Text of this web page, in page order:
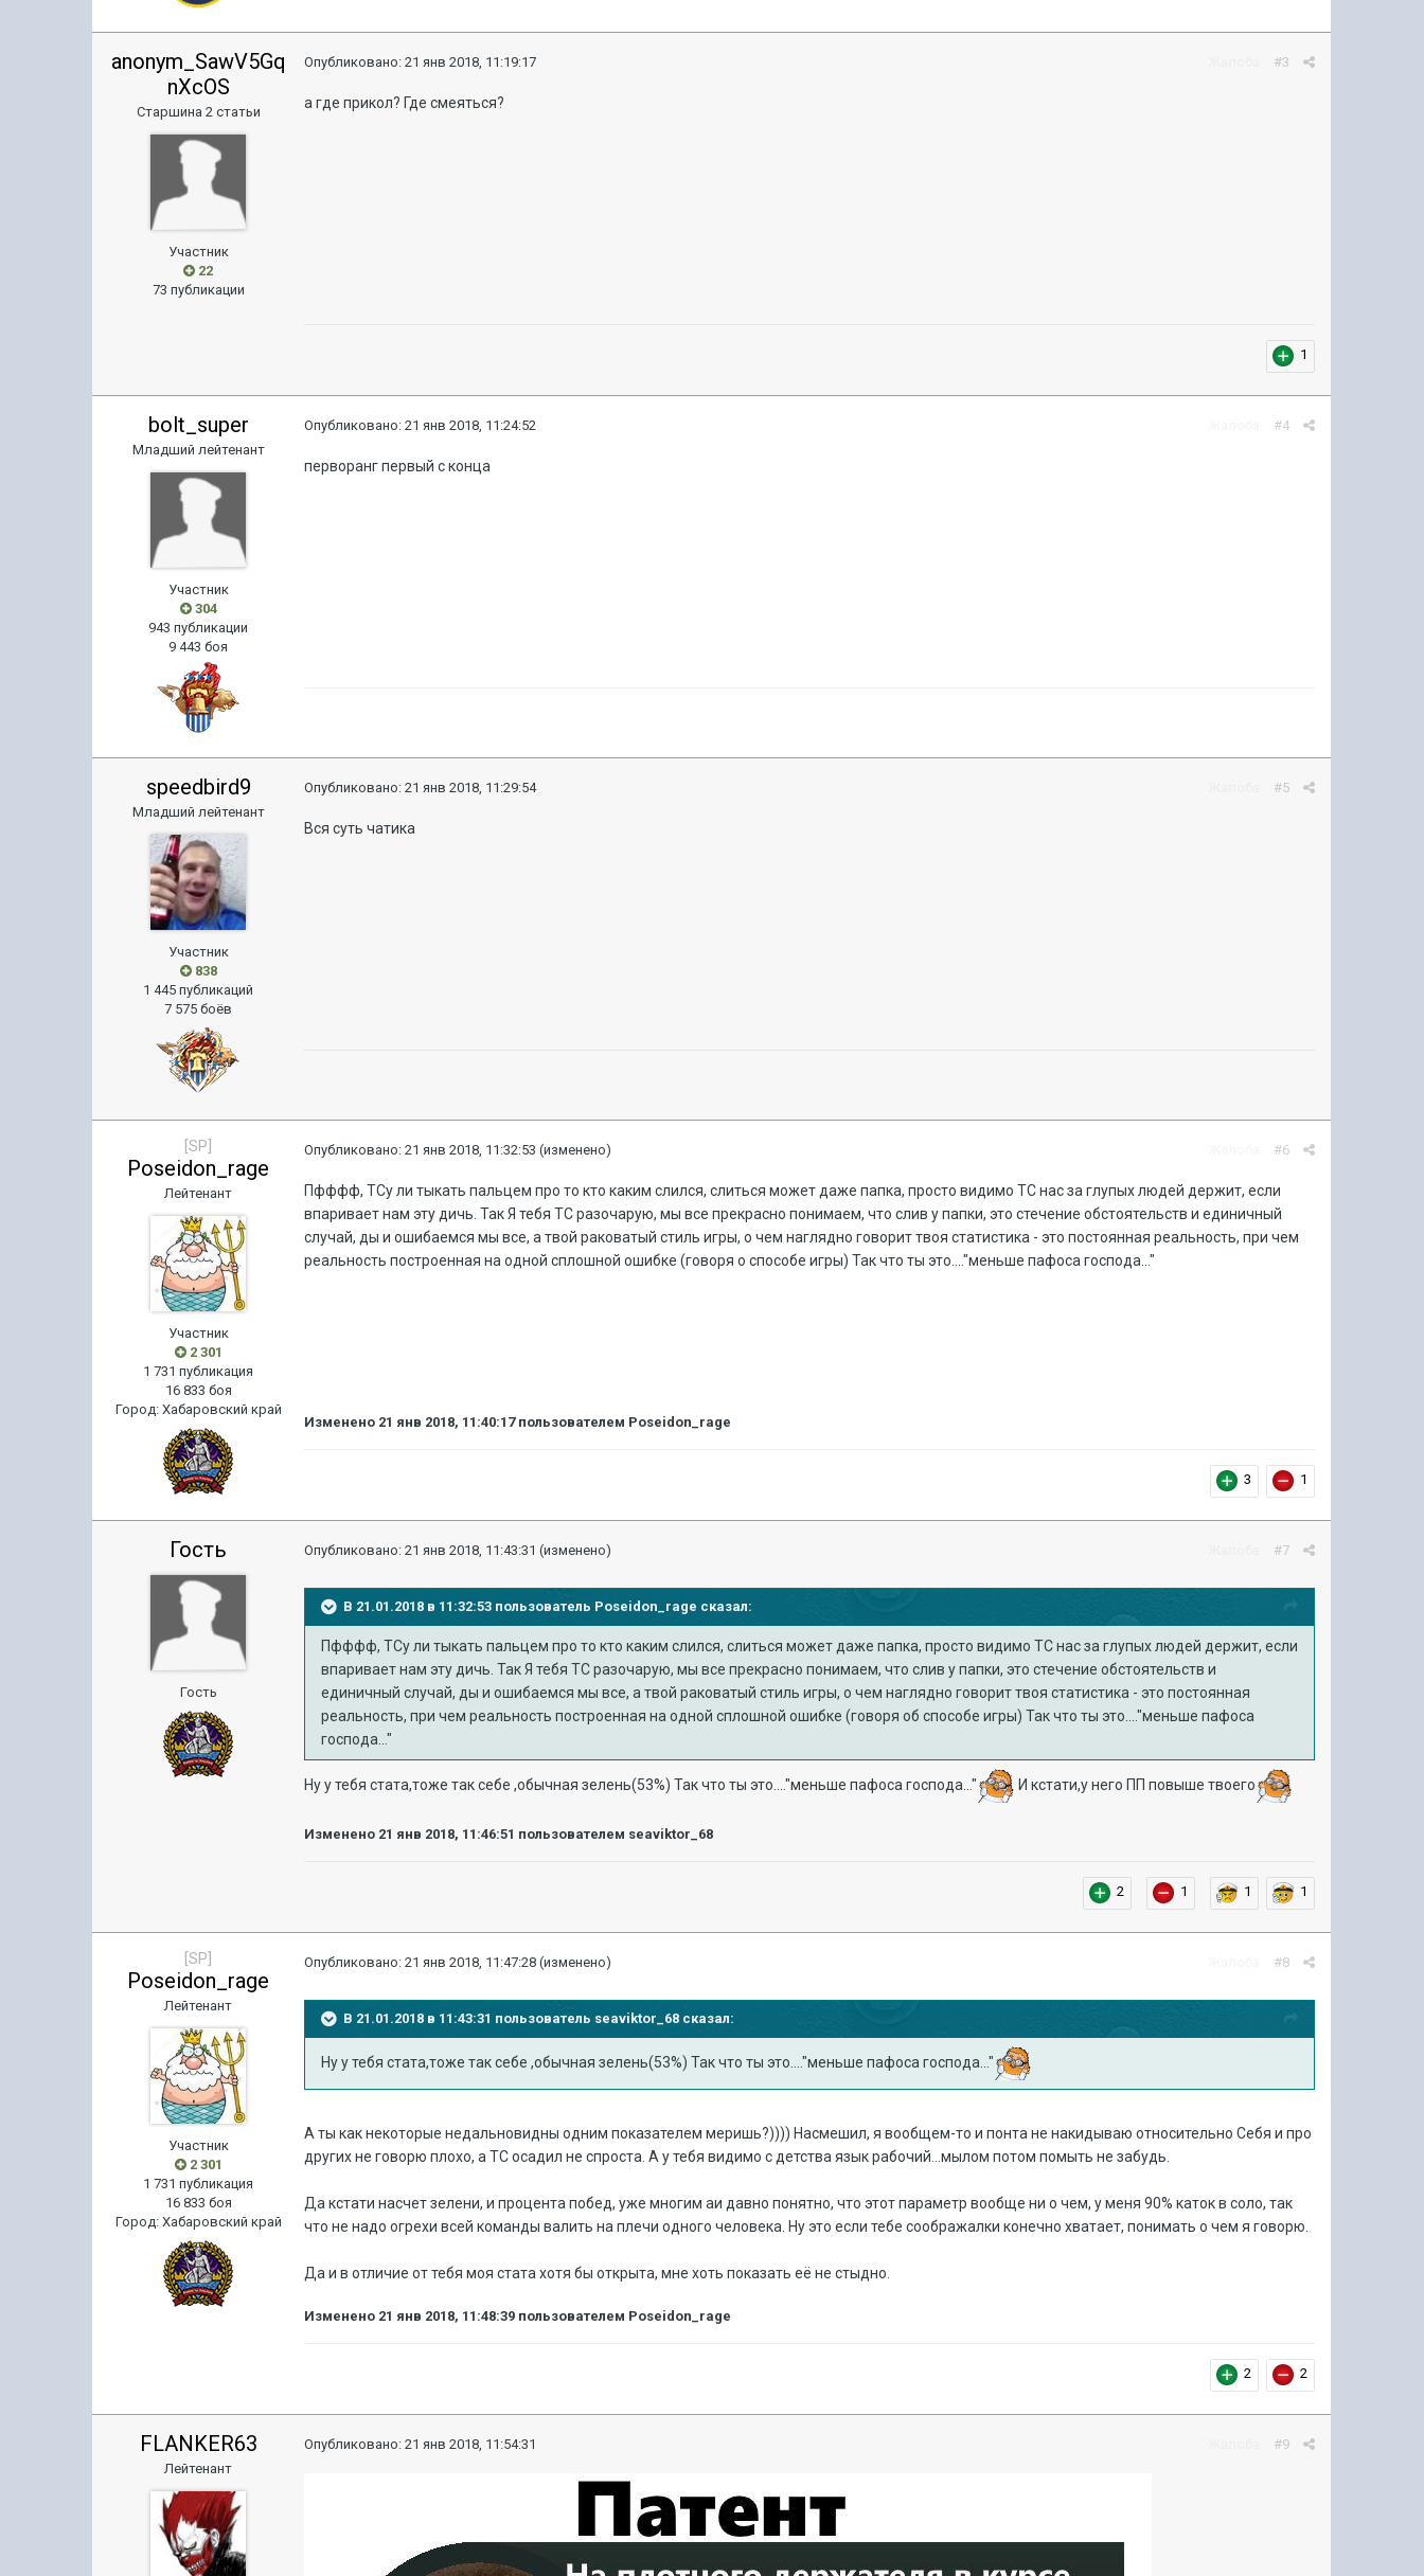
anonym_SawV5Gq
nXcOS
Старшина 2 статьи
Участник
22
73 публикации
#3
Опубликовано:21 янв 2018, 11:19:17
а где прикол? Где смеяться?
1
bolt_super
Младший лейтенант
Участник
304
943 публикации
9 443 боя
#4
Опубликовано:21 янв 2018, 11:24:52
перворанг первый с конца
speedbird9
Младший лейтенант
Участник
838
1 445 публикаций
7 575 боёв
#5
Опубликовано:21 янв 2018, 11:29:54
Вся суть чатика
[SP]
Poseidon_rage
Лейтенант
Участник
2 301
1 731 публикация
16 833 боя
Город: Хабаровский край
#6
Опубликовано:21 янв 2018, 11:32:53 (изменено)
Пфффф, ТСу ли тыкать пальцем про то кто каким слился, слиться может даже папка, просто видимо ТС нас за глупых людей держит, если
впаривает нам эту дичь. Так Я тебя ТС разочарую, мы все прекрасно понимаем, что слив у папки, это стечение обстоятельств и единичный
случай, ды и ошибаемся мы все, а твой раковатый стиль игры, о чем наглядно говорит твоя статистика - это постоянная реальность, при чем
реальность построенная на одной сплошной ошибке (говоря о способе игры) Так что ты это...."меньше пафоса господа..."
Изменено 21 янв 2018, 11:40:17пользователем Poseidon_rage
3 1
Гость
Гость
#7
Опубликовано:21 янв 2018, 11:43:31 (изменено)
В 21.01.2018 в 11:32:53 пользователь Poseidon_rage сказал:
Пфффф, ТСу ли тыкать пальцем про то кто каким слился, слиться может даже папка, просто видимо ТС нас за глупых людей держит, если
впаривает нам эту дичь. Так Я тебя ТС разочарую, мы все прекрасно понимаем, что слив у папки, это стечение обстоятельств и
единичный случай, ды и ошибаемся мы все, а твой раковатый стиль игры, о чем наглядно говорит твоя статистика - это постоянная
реальность, при чем реальность построенная на одной сплошной ошибке (говоря об способе игры) Так что ты это...."меньше пафоса
господа..."
Ну у тебя стата,тоже так себе ,обычная зелень(53%) Так что ты это...."меньше пафоса господа..." И кстати,у него ПП повыше твоего
Изменено 21 янв 2018, 11:46:51 пользователем seaviktor_68
2 1 1 1
[SP]
Poseidon_rage
Лейтенант
Участник
2 301
1 731 публикация
16 833 боя
Город: Хабаровский край
#8
Опубликовано:21 янв 2018, 11:47:28 (изменено)
В 21.01.2018 в 11:43:31 пользователь seaviktor_68 сказал:
Ну у тебя стата,тоже так себе ,обычная зелень(53%) Так что ты это...."меньше пафоса господа..."
А ты как некоторые недальновидны одним показателем меришь?)))) Насмешил, я вообщем-то и понта не накидываю относительно Себя и про
других не говорю плохо, а ТС осадил не спроста. А у тебя видимо с детства язык рабочий...мылом потом помыть не забудь.
Да кстати насчет зелени, и процента побед, уже многим аи давно понятно, что этот параметр вообще ни о чем, у меня 90% каток в соло, так
что не надо огрехи всей команды валить на плечи одного человека. Ну это если тебе соображалки конечно хватает, понимать о чем я говорю.
Да и в отличие от тебя моя стата хотя бы открыта, мне хоть показать её не стыдно.
Изменено 21 янв 2018, 11:48:39 пользователем Poseidon_rage
2 2
FLANKER63
Лейтенант
#9
Опубликовано:21 янв 2018, 11:54:31